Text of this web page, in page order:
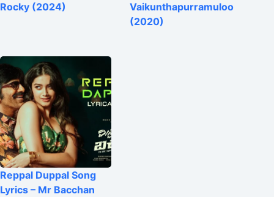
Rocky (2024)
Vaikunthapurramuloo
(2020)
Reppal Duppal Song
Lyrics – Mr Bacchan